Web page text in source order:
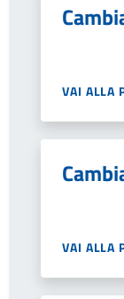
VAI ALLA
VAI ALLA